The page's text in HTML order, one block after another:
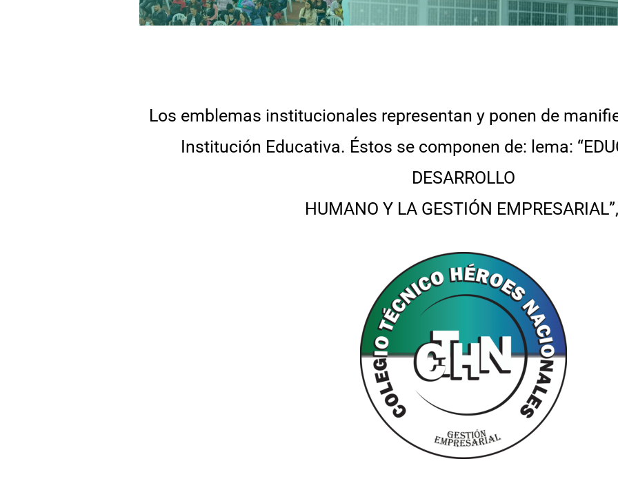
Los emblemas institucionales representan y ponen de
Institución Educativa. Éstos se componen de: lema:
DESARROLLO
HUMANO Y LA GESTIÓN